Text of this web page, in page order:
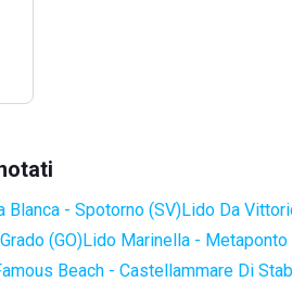
Blanca - Spotorno (SV)Lido Da
(GO)Lido Marinella - Metaponto
Beach - Castellammare Di